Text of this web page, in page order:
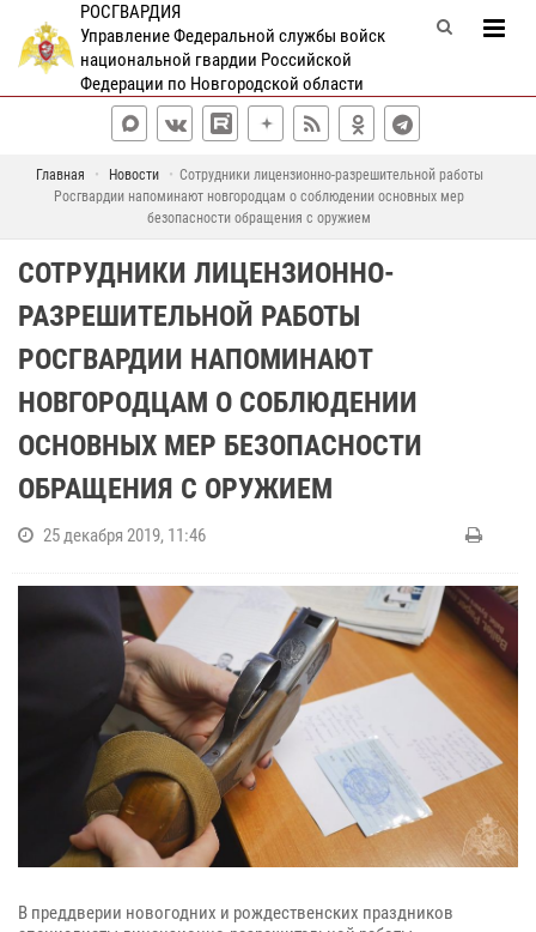
РОСГВАРДИЯ
Управление Федеральной службы войск
национальной гвардии Российской
Федерации по Новгородской области
Главная Новости
Сотрудники лицензионно-разрешительной работы
Росгвардии напоминают новгородцам о соблюдении основных мер
безопасности обращения с оружием
СОТРУДНИКИ ЛИЦЕНЗИОННО-
РАЗРЕШИТЕЛЬНОЙ РАБОТЫ
РОСГВАРДИИ НАПОМИНАЮТ
НОВГОРОДЦАМ О СОБЛЮДЕНИИ
ОСНОВНЫХ МЕР БЕЗОПАСНОСТИ
ОБРАЩЕНИЯ С ОРУЖИЕМ
25 декабря 2019, 11:46
В преддверии новогодних и рождественских праздников